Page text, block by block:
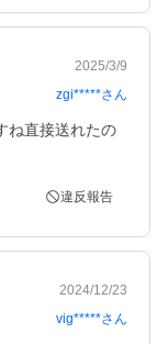
2025/3/9
zgi*****さん
ね直接送れたの
違反報告
2024/12/23
vig*****さん